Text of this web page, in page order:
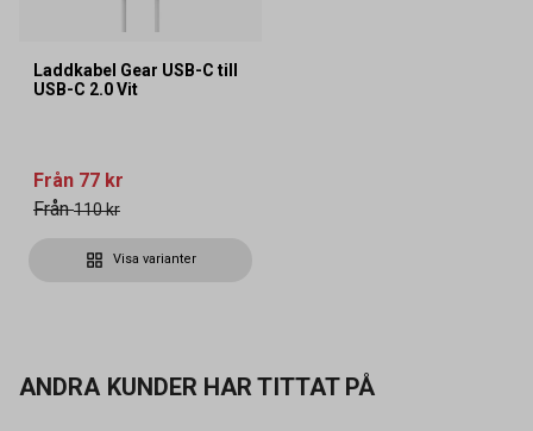
Laddkabel Gear USB-C till
USB-C 2.0 Vit
Från 77 kr
Från 110 kr
Visa varianter
ANDRA KUNDER HAR TITTAT PÅ